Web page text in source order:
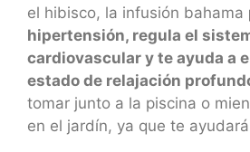
el hibisco, la infusión bahama
hipertensión, regula el
cardiovascular y te ayuda a
estado de relajación
tomar junto a la piscina o
en el jardín, ya que te